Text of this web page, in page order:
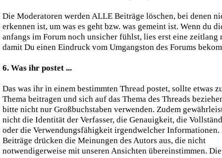
Die Moderatoren werden ALLE Beiträge löschen, bei denen
erkennen ist, um was es geht bzw. was gemeint ist. Wenn du
anfangs im Forum noch unsicher fühlst, lies erst eine zeitlang
damit Du einen Eindruck vom Umgangston des Forums
6. Was ihr postet ...
Das was ihr in einem bestimmten Thread postet, sollte etwas
Thema beitragen und sich auf das Thema des Threads
bitte nicht nur Großbuchstaben verwenden. Zudem
nicht die Identität der Verfasser, die Genauigkeit, die
oder die Verwendungsfähigkeit irgendwelcher Informationen.
Beiträge drücken die Meinungen des Autors aus, die nicht
notwendigerweise mit unseren Ansichten übereinstimmen.